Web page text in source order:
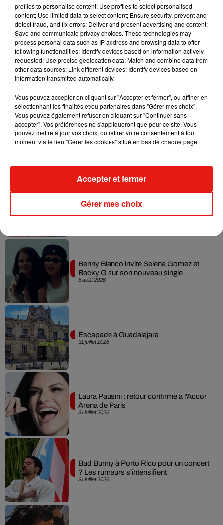
bateau sans permis pour une balade tranquille à
l'embarcation plus premium pour une journée festive, le
choix promet d'être large. Les tarifs n'ont pas encore été
détaillés et devraient varier selon la ville, la saison, le type de
bateau, la durée de la sortie et la présence ou non d'un
skipper.
Une chose est sûre : cet été, emporter le son Latino sur l'eau
n'aura jamais été aussi facile. À vos smartphones !
album… avec des invités...
5 août 2026
Benny Blanco invite Selena Gomez et
Becky G sur son nouveau single
31 juillet 2026
Escapade à Guadalajara
31 juillet 2026
Laura Pausini : retour confirmé à l'Accor
Arena de Paris
31 juillet 2026
Bad Bunny à Porto Rico pour un concert
? Les rumeurs s'intensifient
profiles to personalise content; Use profiles to select personalised
content; Use limited data to select content; Ensure security, prevent and
detect fraud, and fix errors; Deliver and present advertising and content;
Save and communicate privacy choices. These technologies may
process personal data such as IP address and browsing data to offer
following functionalities: Identify devices based on information actively
requested; Use precise geolocation data; Match and combine data from
other data sources; Link different devices; Identify devices based on
information transmitted automatically.
Vous pouvez accepter en cliquant sur "Accepter et fermer", ou affiner en
sélectionnant les finalités et/ou partenaires dans "Gérer mes choix".
Vous pouvez également refuser en cliquant sur "Continuer sans
accepter". Vos préférences ne s'appliqueront que pour ce site. Vous
pouvez mettre à jour vos choix, ou retirer votre consentement à tout
moment via le lien "Gérer les cookies" situé en bas de chaque page.
Gérer mes choix
Accepter et fermer